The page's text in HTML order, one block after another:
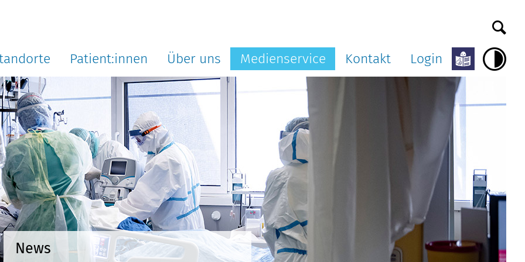
Patient:innen Über uns Medienservice Kontakt Login
News